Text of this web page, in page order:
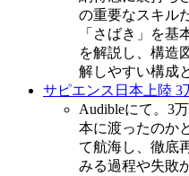
の重要なスキル
「さばき」を基
を解説し、構造
解しやすい構成
サピエンス日本上陸 3
Audibleにて。3
本に渡ったのか
て航海し、徹底
みる過程や失敗